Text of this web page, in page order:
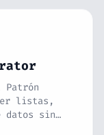
Patrón
listas,
datos sin